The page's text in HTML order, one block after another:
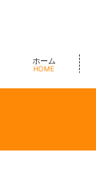
ホーム
HOME